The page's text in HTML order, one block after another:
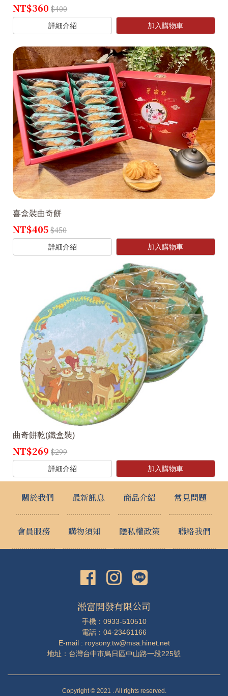
NT$360 $400
加入購物車
詳細介紹
喜盒裝曲奇餅
NT$405 $450
加入購物車
詳細介紹
曲奇餅乾(鐵盒裝)
NT$269 $299
加入購物車
詳細介紹
關於我們 最新訊息 商品介紹 常見問題
會員服務 購物須知 隱私權政策 聯絡我們
淞富開發有限公司
手機：0933-510510
電話：04-23461166
E-mail : roysony.tw@msa.hinet.net
地址：台灣台中市烏日區中山路一段225號
Copyright © 2021 . All rights reserved.